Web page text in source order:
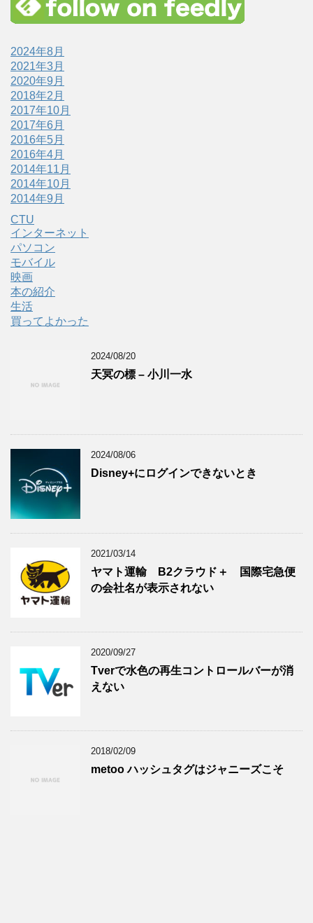
2024年8月
2021年3月
2020年9月
2018年2月
2017年10月
2017年6月
2016年5月
2016年4月
2014年11月
2014年10月
2014年9月
CTU
インターネット
パソコン
モバイル
映画
本の紹介
生活
買ってよかった
2024/08/20
天冥の標 – 小川一水
2024/08/06
Disney+にログインできないとき
2021/03/14
ヤマト運輸 B2クラウド＋ 国際宅急便
の会社名が表示されない
2020/09/27
Tverで水色の再生コントロールバーが消
えない
2018/02/09
metoo ハッシュタグはジャニーズこそ